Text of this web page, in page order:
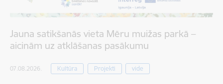
Jauna satikšanās vieta Mēru muižas parkā –
aicinām uz atklāšanas pasākumu
07.08.2026. Kultūra Projekti vide